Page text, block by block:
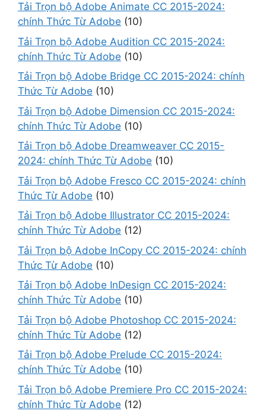
Tải Trọn bộ Adobe Animate CC 2015-2024:
chính Thức Từ Adobe (10)
Tải Trọn bộ Adobe Audition CC 2015-2024:
chính Thức Từ Adobe (10)
Tải Trọn bộ Adobe Bridge CC 2015-2024: chính
Thức Từ Adobe (10)
Tải Trọn bộ Adobe Dimension CC 2015-2024:
chính Thức Từ Adobe (10)
Tải Trọn bộ Adobe Dreamweaver CC 2015-
2024: chính Thức Từ Adobe (10)
Tải Trọn bộ Adobe Fresco CC 2015-2024: chính
Thức Từ Adobe (10)
Tải Trọn bộ Adobe Illustrator CC 2015-2024:
chính Thức Từ Adobe (12)
Tải Trọn bộ Adobe InCopy CC 2015-2024: chính
Thức Từ Adobe (10)
Tải Trọn bộ Adobe InDesign CC 2015-2024:
chính Thức Từ Adobe (10)
Tải Trọn bộ Adobe Photoshop CC 2015-2024:
chính Thức Từ Adobe (12)
Tải Trọn bộ Adobe Prelude CC 2015-2024:
chính Thức Từ Adobe (10)
Tải Trọn bộ Adobe Premiere Pro CC 2015-2024:
chính Thức Từ Adobe (12)